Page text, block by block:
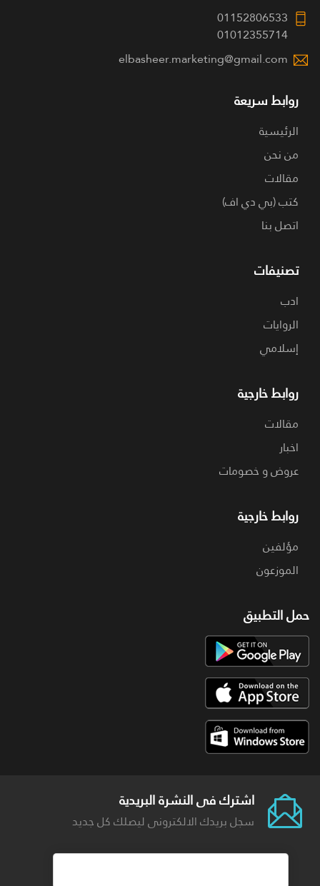
01152806533
01012355714
elbasheer.marketing@gmail.com
روابط سريعة
الرئيسية
من نحن
مقالات
كتب (بي دي اف)
اتصل بنا
تصنيفات
ادب
الروايات
إسلامي
روابط خارجية
مقالات
اخبار
عروض و خصومات
روابط خارجية
مؤلفين
الموزعون
حمل التطبيق
اشترك فى النشرة البريدية
سجل بريدك الالكترونى ليصلك كل جديد